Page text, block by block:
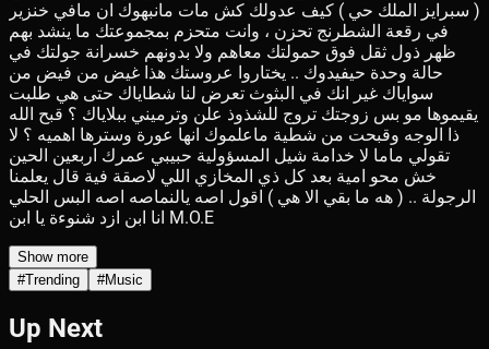
( سبرايز الملك حي ) كيف عدولك كش مات مانبهوك ان مافي خنزير
في رقعة الشطرنج تحزن ، وانت متحزم بمجموعتك ما ينشد بهم
ظهر ذول ثقل فوق حمولتك معاهم ولا بدونهم خسرانة جولتك في
حالة وحدة حيفيدوك .. يختاروا عروستك هذا غيض من فيض من
سواياك غير انك في البثوث تعرض لنا شطاياك حتى هي طلبت
يقيموها مو بس زوجتك تروج للشذوذ علن وترميني ببلاياك ؟ قبح الله
ذا الوجه وقبحت من شطية ماعلموك انها عورة وسترها اهميه ؟ لا
تقولي ماما لا خدامة شيل المسؤولية حبيبي عمرك اربعين الحين
خش محو امية بعد كل ذي المخازي اللي لاصقة فية قال يعلمنا
الرجولة .. ( هه ما بقي الا هي ) اقول اصه يالنماصه اصه البس الحلي
انا ابن ازد شنوءة يا ابن M.O.E
Show more
#Trending #Music
Up Next